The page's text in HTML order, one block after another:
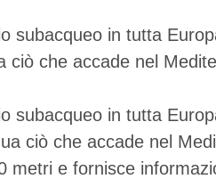
subacqueo in tutta
ciò che accade nel
subacqueo in tutta
ciò che accade nel
e fornisce